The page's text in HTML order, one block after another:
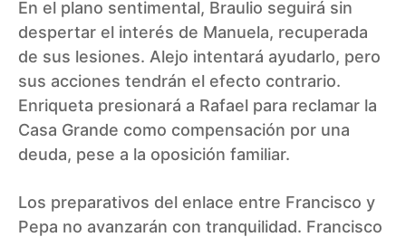
En el plano sentimental, Braulio seguirá sin
despertar el interés de Manuela, recuperada
de sus lesiones. Alejo intentará ayudarlo, pero
sus acciones tendrán el efecto contrario.
Enriqueta presionará a Rafael para reclamar la
Casa Grande como compensación por una
deuda, pese a la oposición familiar.
Los preparativos del enlace entre Francisco y
Pepa no avanzarán con tranquilidad. Francisco